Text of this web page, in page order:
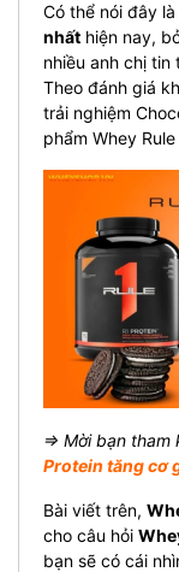
Có thể nói đây
nhất hiện nay,
nhiều anh chị tin
Theo đánh giá
trải nghiệm
phẩm Whey Rule
⇒ Mời bạn tham
Protein tăng cơ
Bài viết trên,
cho câu hỏi
bạn sẽ có cái